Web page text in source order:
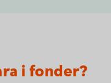
i fonder?